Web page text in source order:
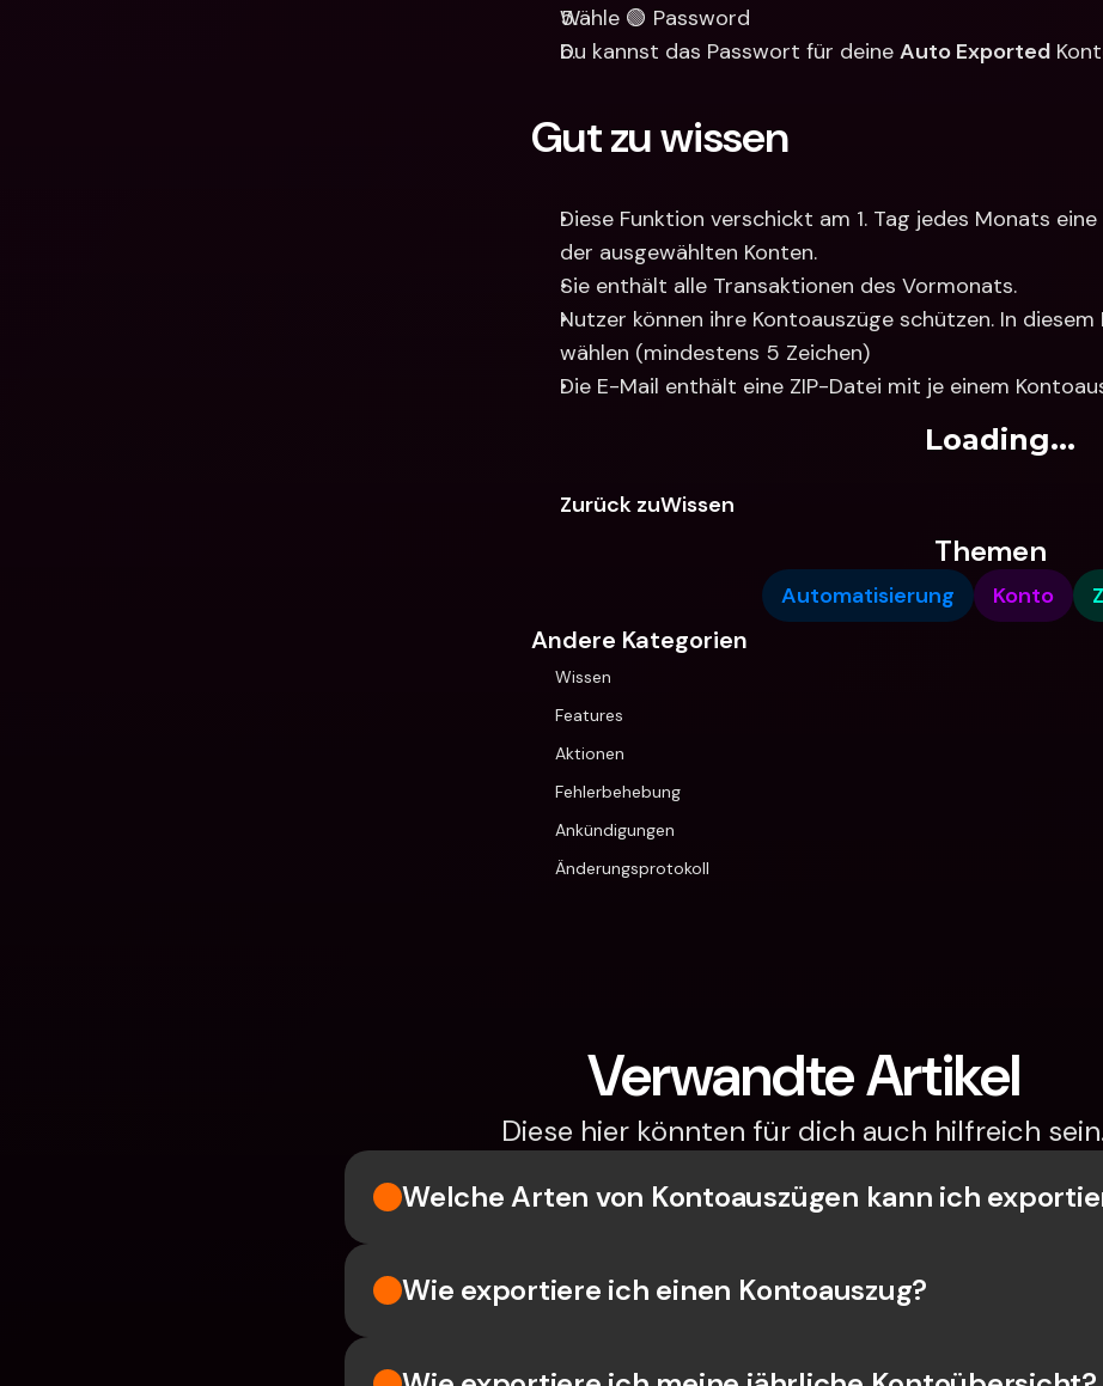
Wähle 🟢 Password
Du kannst das Passwort für deine Auto Exported
Gut zu wissen
Diese Funktion verschickt am 1. Tag jedes Monats
der ausgewählten Konten.
Sie enthält alle Transaktionen des Vormonats.
Nutzer können ihre Kontoauszüge schützen. In diesem
wählen (mindestens 5 Zeichen)
Die E-Mail enthält eine ZIP-Datei mit je einem
Loading...
Zurück zuWissen
Themen
Automatisierung Konto
Andere Kategorien
Wissen
Features
Aktionen
Fehlerbehebung
Ankündigungen
Änderungsprotokoll
Verwandte Artikel
Diese hier könnten für dich auch hilfreich
Welche Arten von Kontoauszügen kann ich
Wie exportiere ich einen Kontoauszug?